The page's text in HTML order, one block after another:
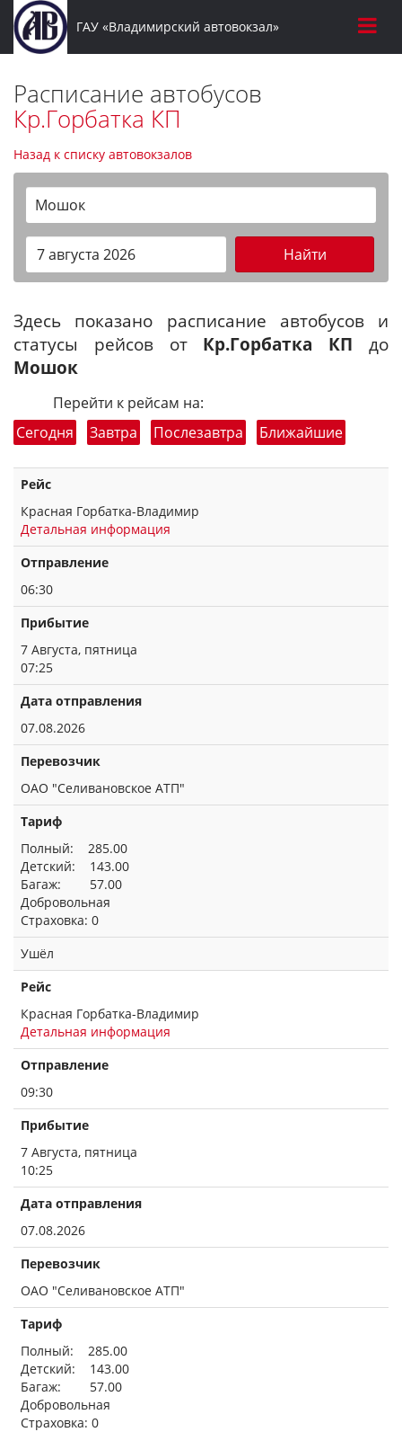
ГАУ «Владимирский автовокзал»
Расписание автобусов
Кр.Горбатка КП
Назад к списку автовокзалов
Мошок
Найти
Здесь показано расписание автобусов и
статусы рейсов от Кр.Горбатка КП до
Мошок
Перейти к рейсам на:
Сегодня
Завтра Послезавтра Ближайшие
Рейс
Красная Горбатка-Владимир
Детальная информация
Отправление
06:30
Прибытие
7 Августа, пятница
07:25
Дата отправления
07.08.2026
Перевозчик
ОАО "Селивановское АТП"
Тариф
Полный: 285.00
Детский: 143.00
Багаж: 57.00
Добровольная
Страховка: 0
Ушёл
Рейс
Красная Горбатка-Владимир
Детальная информация
Отправление
09:30
Прибытие
7 Августа, пятница
10:25
Дата отправления
07.08.2026
Перевозчик
ОАО "Селивановское АТП"
Тариф
Полный: 285.00
Детский: 143.00
Багаж: 57.00
Добровольная
Страховка: 0